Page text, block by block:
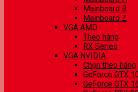
Mainboard B
Mainboard Z
VGA AMD
Theo hãng
RX Series
VGA NVIDIA
Chọn theo hãng
GeForce GTX
GeForce GTX